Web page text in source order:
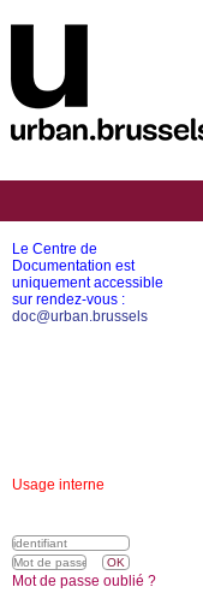
Le Centre de
Documentation est
uniquement accessible
sur rendez-vous :
doc@urban.brussels
Usage interne
Mot de passe oublié ?